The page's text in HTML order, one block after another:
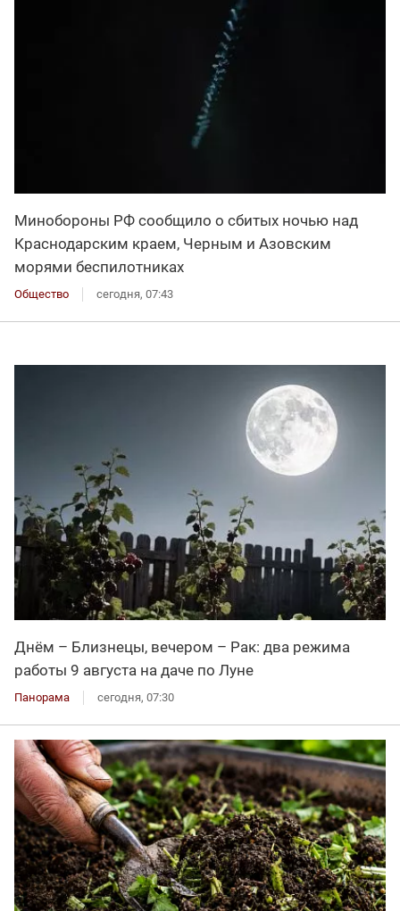
Минобороны РФ сообщило о сбитых ночью над
Краснодарским краем, Черным и Азовским
морями беспилотниках
Общество сегодня, 07:43
Днём – Близнецы, вечером – Рак: два режима
работы 9 августа на даче по Луне
Панорама сегодня, 07:30